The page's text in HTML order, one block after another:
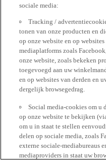
sociale media:
Tracking /
tonen van onze producten en
op onze website en op
mediaplatforms zoals
onze website, zoals bekeken
toegevoegd aan uw
en op websites van derden en
dergelijk browsegedrag.
Social media-cookies om u
op onze website te bekijken
om u in staat te stellen
delen op sociale media, zoals
externe sociale-mediabureaus
mediaproviders in staat uw